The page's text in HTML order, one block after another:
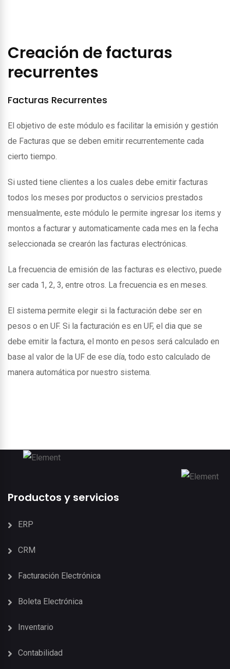
Creación de facturas
recurrentes
Facturas Recurrentes
El objetivo de este módulo es facilitar la emisión y gestión
de Facturas que se deben emitir recurrentemente cada
cierto tiempo.
Si usted tiene clientes a los cuales debe emitir facturas
todos los meses por productos o servicios prestados
mensualmente, este módulo le permite ingresar los items y
montos a facturar y automaticamente cada mes en la fecha
seleccionada se crearón las facturas electrónicas.
La frecuencia de emisión de las facturas es electivo, puede
ser cada 1, 2, 3, entre otros. La frecuencia es en meses.
El sistema permite elegir si la facturación debe ser en
pesos o en UF. Si la facturación es en UF, el dia que se
debe emitir la factura, el monto en pesos será calculado en
base al valor de la UF de ese día, todo esto calculado de
manera automática por nuestro sistema.
Productos y servicios
ERP
CRM
Facturación Electrónica
Boleta Electrónica
Inventario
Contabilidad